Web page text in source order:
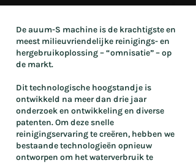
De auum-S machine is de krachtigste en
meest milieuvriendelijke reinigings- en
hergebruikoplossing – “omnisatie” – op
de markt.
Dit technologische hoogstandje is
ontwikkeld na meer dan drie jaar
onderzoek en ontwikkeling en diverse
patenten. Om deze snelle
reinigingservaring te creëren, hebben we
bestaande technologieën opnieuw
ontworpen om het waterverbruik te